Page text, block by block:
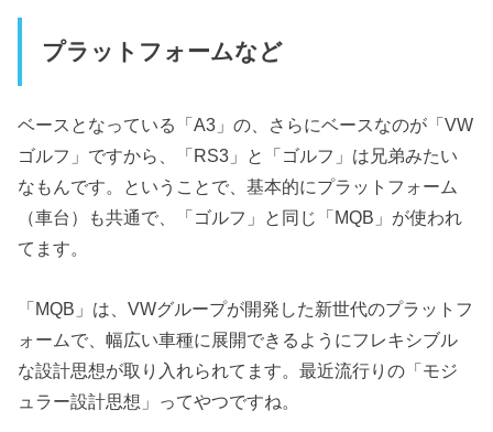
プラットフォームなど
ベースとなっている「A3」の、さらにベースなのが「VW
ゴルフ」ですから、「RS3」と「ゴルフ」は兄弟みたい
なもんです。ということで、基本的にプラットフォーム
（車台）も共通で、「ゴルフ」と同じ「MQB」が使われ
てます。
「MQB」は、VWグループが開発した新世代のプラットフ
ォームで、幅広い車種に展開できるようにフレキシブル
な設計思想が取り入れられてます。最近流行りの「モジ
ュラー設計思想」ってやつですね。